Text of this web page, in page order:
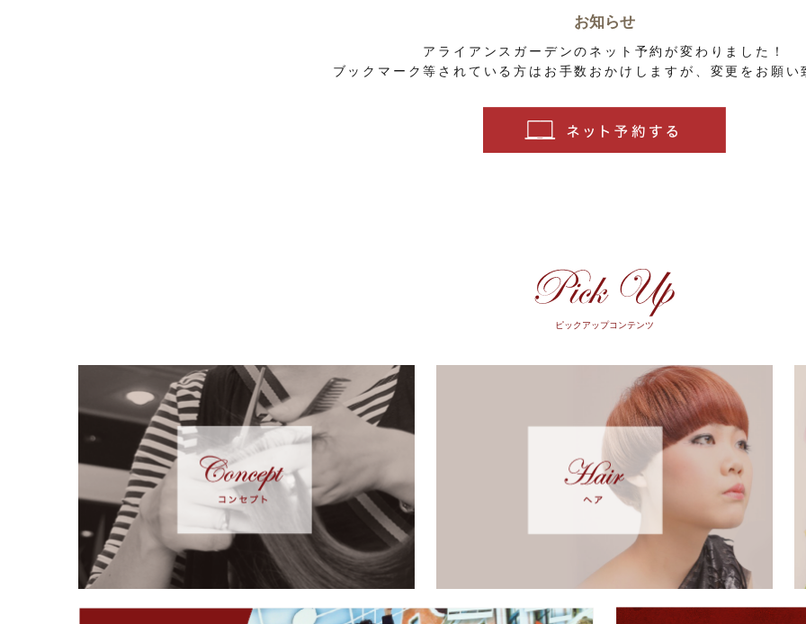
お知らせ
アライアンスガーデンのネット予約が変わりました！
ブックマーク等されている方はお手数おかけしますが、変更をお願い
ピックアップコンテンツ